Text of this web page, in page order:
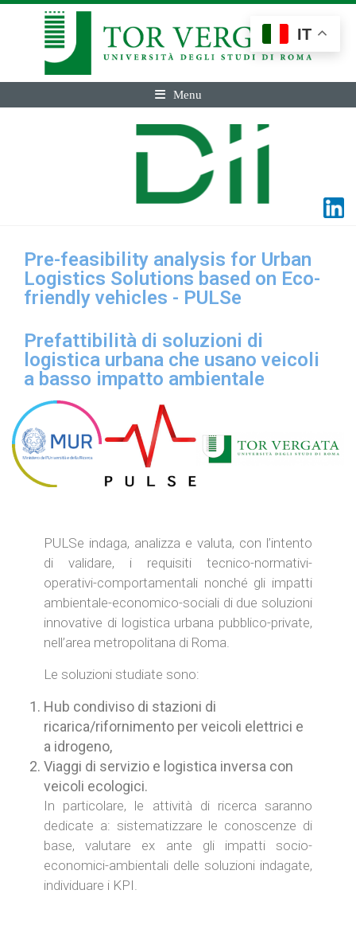
Menu
Pre-feasibility analysis for Urban
Logistics Solutions based on Eco-
friendly vehicles - PULSe
Prefattibilità di soluzioni di
logistica urbana che usano veicoli
a basso impatto ambientale
PULSe indaga, analizza e valuta, con l’intento
di validare, i requisiti tecnico-normativi-
operativi-comportamentali nonché gli impatti
ambientale-economico-sociali di due soluzioni
innovative di logistica urbana pubblico-private,
nell’area metropolitana di Roma.
Le soluzioni studiate sono:
Hub condiviso di stazioni di
ricarica/rifornimento per veicoli elettrici e
a idrogeno,
Viaggi di servizio e logistica inversa con
veicoli ecologici.
In particolare, le attività di ricerca saranno
dedicate a: sistematizzare le conoscenze di
base, valutare ex ante gli impatti socio-
economici-ambientali delle soluzioni indagate,
individuare i KPI.
IT